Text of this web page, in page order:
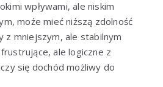
wpływami, ale niskim
może mieć niższą zdolność
z mniejszym, ale stabilnym
ale logiczne z
się dochód możliwy do